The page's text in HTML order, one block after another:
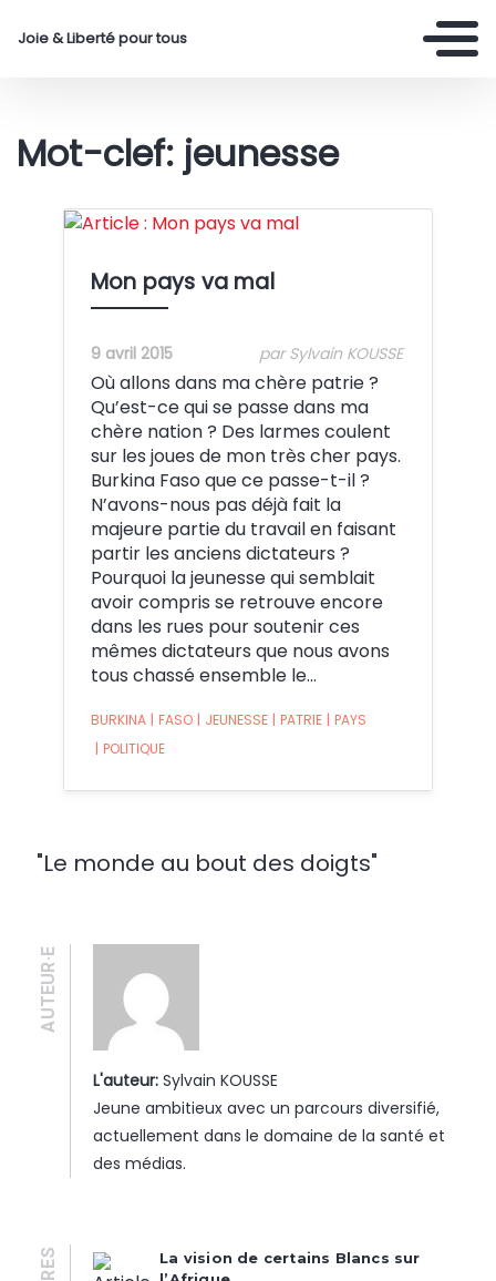
Joie & Liberté pour tous
Mot-clef: jeunesse
Crédit:
Mon pays va mal
9 avril 2015 par Sylvain KOUSSE
Où allons dans ma chère patrie ?
Qu’est-ce qui se passe dans ma
chère nation ? Des larmes coulent
sur les joues de mon très cher pays.
Burkina Faso que ce passe-t-il ?
N’avons-nous pas déjà fait la
majeure partie du travail en faisant
partir les anciens dictateurs ?
Pourquoi la jeunesse qui semblait
avoir compris se retrouve encore
dans les rues pour soutenir ces
mêmes dictateurs que nous avons
tous chassé ensemble le…
BURKINA | FASO | JEUNESSE | PATRIE | PAYS
| POLITIQUE
"Le monde au bout des doigts"
AUTEUR·E
L'auteur: Sylvain KOUSSE
Jeune ambitieux avec un parcours diversifié,
actuellement dans le domaine de la santé et
des médias.
La vision de certains Blancs sur